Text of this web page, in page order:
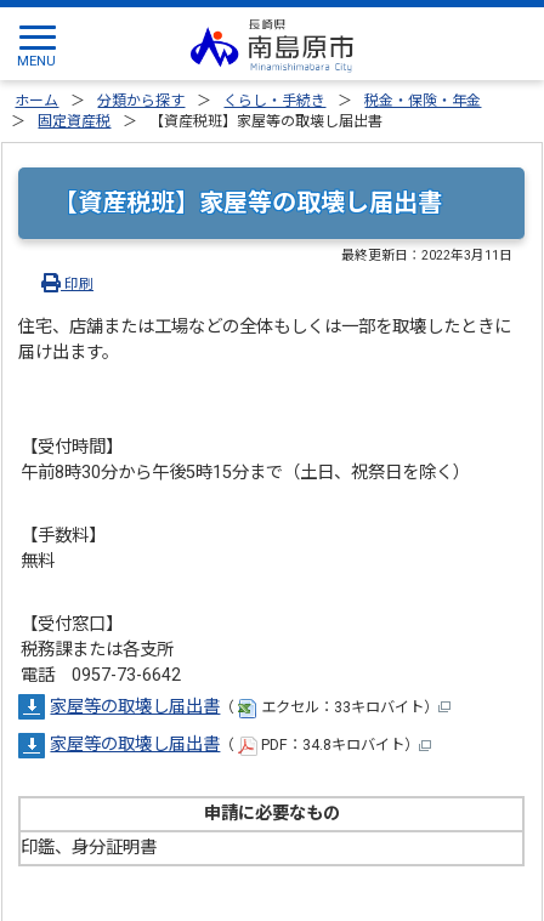
ホーム 分類から探す くらし・手続き
税金・保険・年金
固定資産税
【資産税班】家屋等の取壊し届出書
【資産税班】家屋等の取壊し届出書
最終更新日：2022年3月11日
印刷
住宅、店舗または工場などの全体もしくは一部を取壊したときに
届け出ます。
【受付時間】
午前8時30分から午後5時15分まで（土日、祝祭日を除く）
【手数料】
無料
【受付窓口】
税務課または各支所
電話 0957-73-6642
家屋等の取壊し届出書 （ エクセル：33キロバイト）
家屋等の取壊し届出書 （ PDF：34.8キロバイト）
申請に必要なもの
印鑑、身分証明書